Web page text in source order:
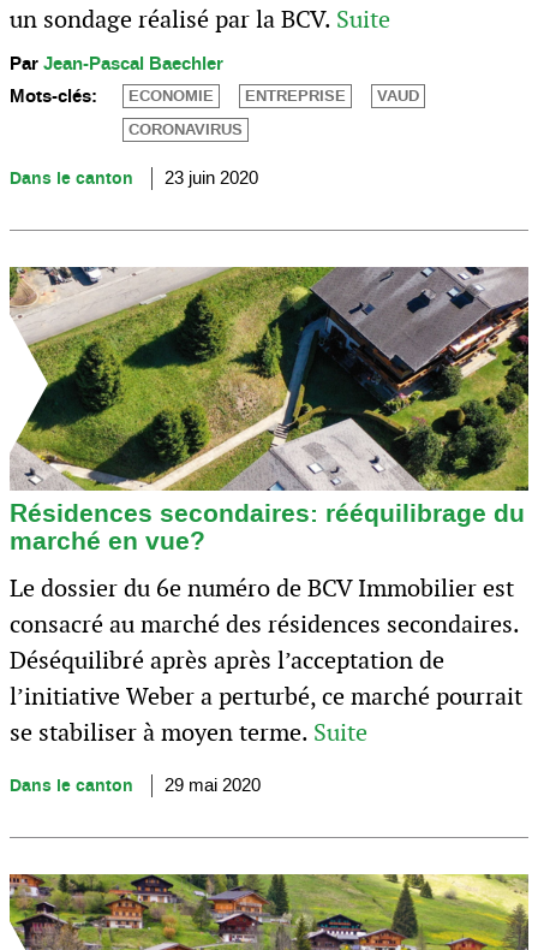
un sondage réalisé par la BCV. Suite
ParJean-Pascal Baechler
Mots-clés:
ECONOMIE ENTREPRISE
VAUD
CORONAVIRUS
Dans le canton 23 juin 2020
Résidences secondaires: rééquilibrage du
marché en vue?
Le dossier du 6e numéro de BCV Immobilier est
consacré au marché des résidences secondaires.
Déséquilibré après après l’acceptation de
l’initiative Weber a perturbé, ce marché pourrait
se stabiliser à moyen terme. Suite
Dans le canton 29 mai 2020